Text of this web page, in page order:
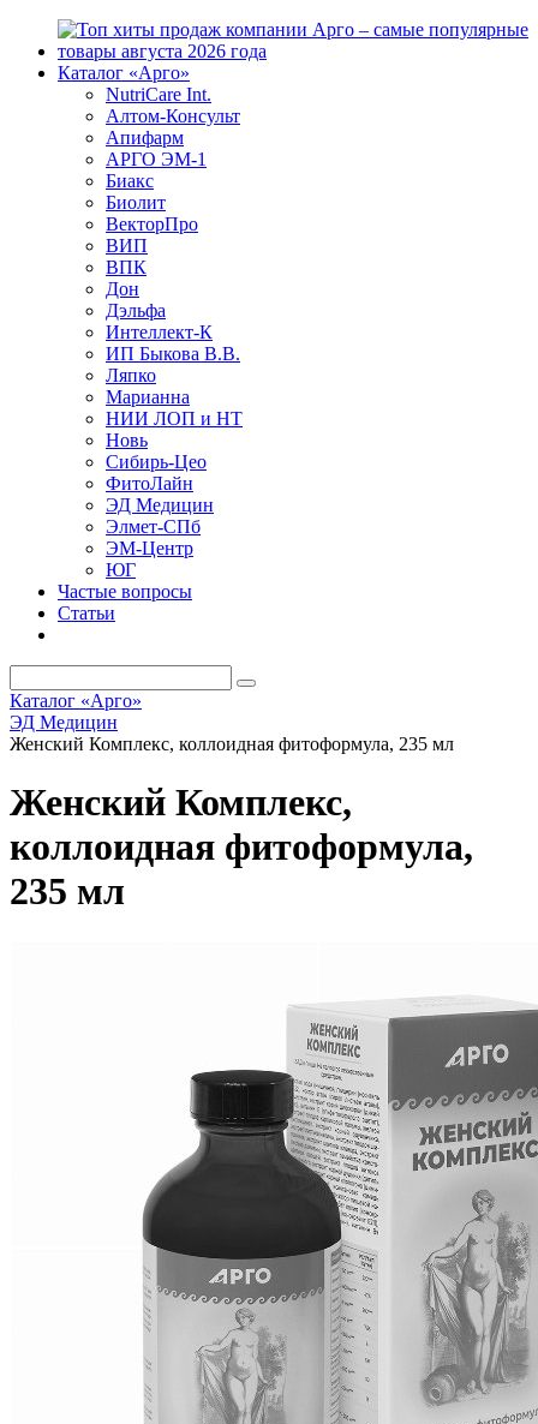
Каталог «Арго»
NutriCare Int.
Алтом-Консульт
Апифарм
АРГО ЭМ-1
Биакс
Биолит
ВекторПро
ВИП
ВПК
Дон
Дэльфа
Интеллект-К
ИП Быкова В.В.
Ляпко
Марианна
НИИ ЛОП и НТ
Новь
Сибирь-Цео
ФитоЛайн
ЭД Медицин
Элмет-СПб
ЭМ-Центр
ЮГ
Частые вопросы
Статьи
Каталог «Арго»
ЭД Медицин
Женский Комплекс, коллоидная фитоформула, 235 мл
Женский Комплекс,
коллоидная фитоформула,
235 мл